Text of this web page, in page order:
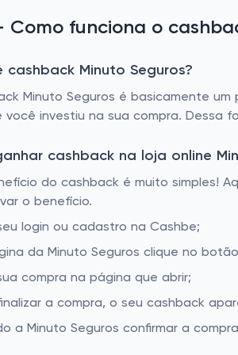
Como funciona o
cashback Minuto Seguros?
Minuto Seguros é basicamente
você investiu na sua compra. Dessa
cashback na loja online
do cashback é muito simples!
o benefício.
login ou cadastro na Cashbe;
da Minuto Seguros clique no botão
compra na página que abrir;
a compra, o seu cashback
a Minuto Seguros confirmar a